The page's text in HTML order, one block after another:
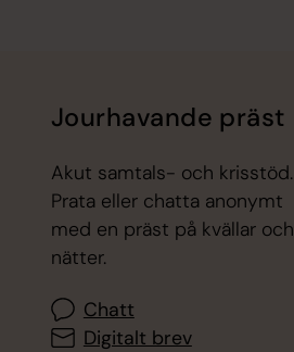
Jourhavande präst
Akut samtals- och krisstöd.
Prata eller chatta anonymt
med en präst på kvällar och
nätter.
Chatt
Digitalt brev